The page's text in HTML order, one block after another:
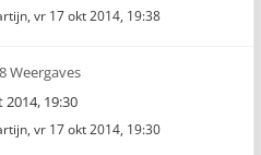
, vr 17 okt 2014, 19:38
Weergaves
19:30
, vr 17 okt 2014, 19:30